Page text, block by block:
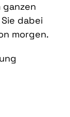
ganzen
dabei
morgen.